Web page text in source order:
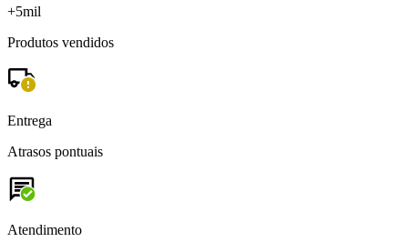
+5mil
Produtos vendidos
Entrega
Atrasos pontuais
Atendimento